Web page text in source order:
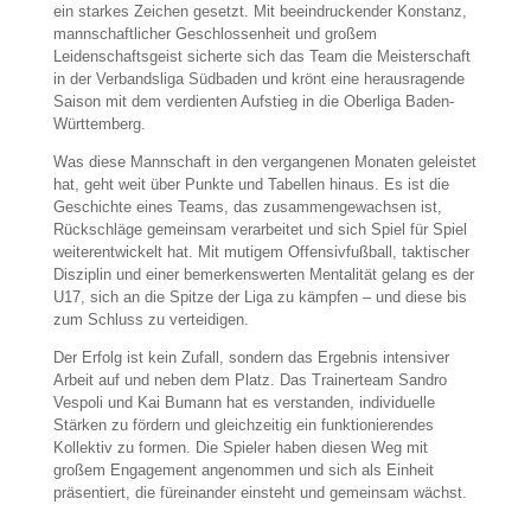
ein starkes Zeichen gesetzt. Mit beeindruckender Konstanz,
mannschaftlicher Geschlossenheit und großem
Leidenschaftsgeist sicherte sich das Team die Meisterschaft
in der Verbandsliga Südbaden und krönt eine herausragende
Saison mit dem verdienten Aufstieg in die Oberliga Baden-
Württemberg.
Was diese Mannschaft in den vergangenen Monaten geleistet
hat, geht weit über Punkte und Tabellen hinaus. Es ist die
Geschichte eines Teams, das zusammengewachsen ist,
Rückschläge gemeinsam verarbeitet und sich Spiel für Spiel
weiterentwickelt hat. Mit mutigem Offensivfußball, taktischer
Disziplin und einer bemerkenswerten Mentalität gelang es der
U17, sich an die Spitze der Liga zu kämpfen – und diese bis
zum Schluss zu verteidigen.
Der Erfolg ist kein Zufall, sondern das Ergebnis intensiver
Arbeit auf und neben dem Platz. Das Trainerteam Sandro
Vespoli und Kai Bumann hat es verstanden, individuelle
Stärken zu fördern und gleichzeitig ein funktionierendes
Kollektiv zu formen. Die Spieler haben diesen Weg mit
großem Engagement angenommen und sich als Einheit
präsentiert, die füreinander einsteht und gemeinsam wächst.